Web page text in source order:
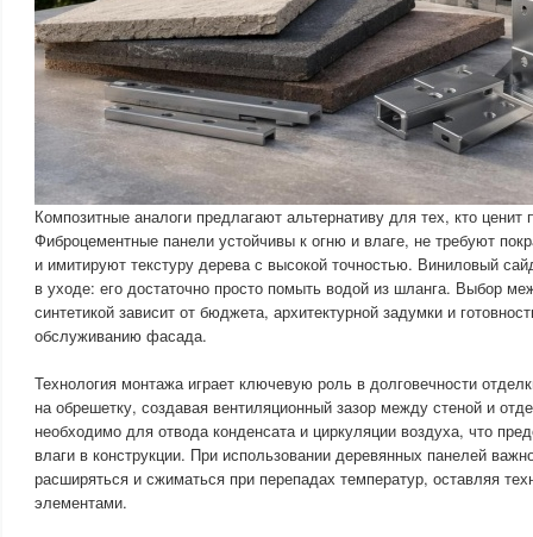
Композитные аналоги предлагают альтернативу для тех, кто ценит
Фиброцементные панели устойчивы к огню и влаге, не требуют
и имитируют текстуру дерева с высокой точностью. Виниловый
в уходе: его достаточно просто помыть водой из шланга. Выбор
синтетикой зависит от бюджета, архитектурной задумки и
обслуживанию фасада.
Технология монтажа играет ключевую роль в долговечности
на обрешетку, создавая вентиляционный зазор между стеной и
необходимо для отвода конденсата и циркуляции воздуха, что
влаги в конструкции. При использовании деревянных панелей
расширяться и сжиматься при перепадах температур, оставляя
элементами.